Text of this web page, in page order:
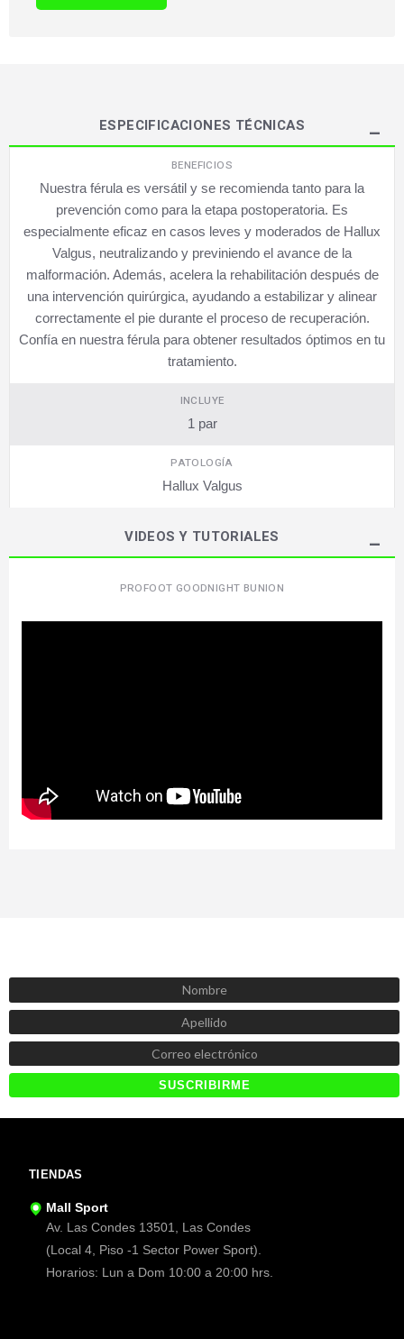
ESPECIFICACIONES TÉCNICAS
BENEFICIOS
Nuestra férula es versátil y se recomienda tanto para la
prevención como para la etapa postoperatoria. Es
especialmente eficaz en casos leves y moderados de Hallux
Valgus, neutralizando y previniendo el avance de la
malformación. Además, acelera la rehabilitación después de
una intervención quirúrgica, ayudando a estabilizar y alinear
correctamente el pie durante el proceso de recuperación.
Confía en nuestra férula para obtener resultados óptimos en tu
tratamiento.
INCLUYE
1 par
PATOLOGÍA
Hallux Valgus
VIDEOS Y TUTORIALES
PROFOOT GOODNIGHT BUNION
TIENDAS
Mall Sport
Av. Las Condes 13501, Las Condes
(Local 4, Piso -1 Sector Power Sport).
Horarios: Lun a Dom 10:00 a 20:00 hrs.